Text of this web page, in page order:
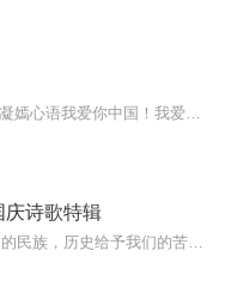
庆诗歌特辑